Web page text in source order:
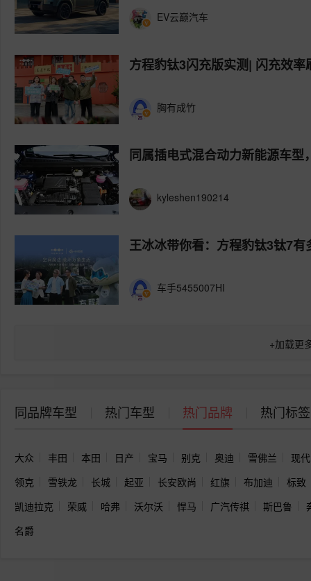
EV云巅汽车
方程豹钛3闪充版实测| 闪充效
胸有成竹
同属插电式混合动力新能源车
kyleshen190214
王冰冰带你看：方程豹钛3钛7有
车手5455007HI
+加载更
同品牌车型 热门车型 热门品牌 热门标签
大众 丰田 本田 日产 宝马 别克 奥迪 雪佛兰
现代
领克
雪铁龙 长城 起亚 长安欧尚 红旗 布加迪
标致
凯迪拉克
荣威 哈弗 沃尔沃 悍马 广汽传祺 斯巴鲁
名爵